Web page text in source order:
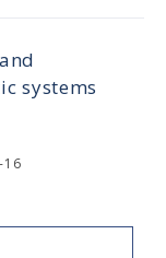
systems
16